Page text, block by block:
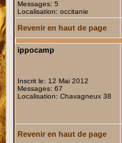
Messages: 5
Localisation: occitanie
Revenir en haut de page
ippocamp
Inscrit le: 12 Mai 2012
Messages: 67
Localisation: Chavagneux 38
Revenir en haut de page